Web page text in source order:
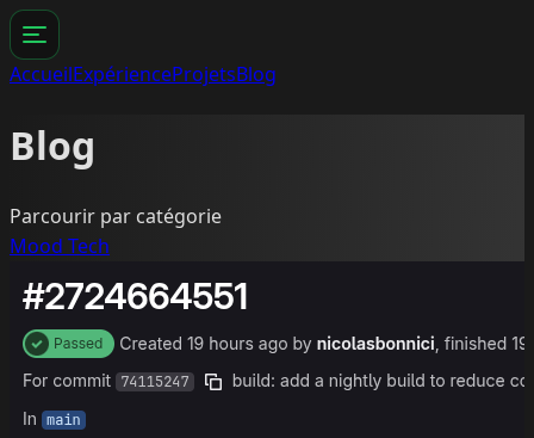
AccueilExpérienceProjetsBlog
Blog
Parcourir par catégorie
Mood Tech